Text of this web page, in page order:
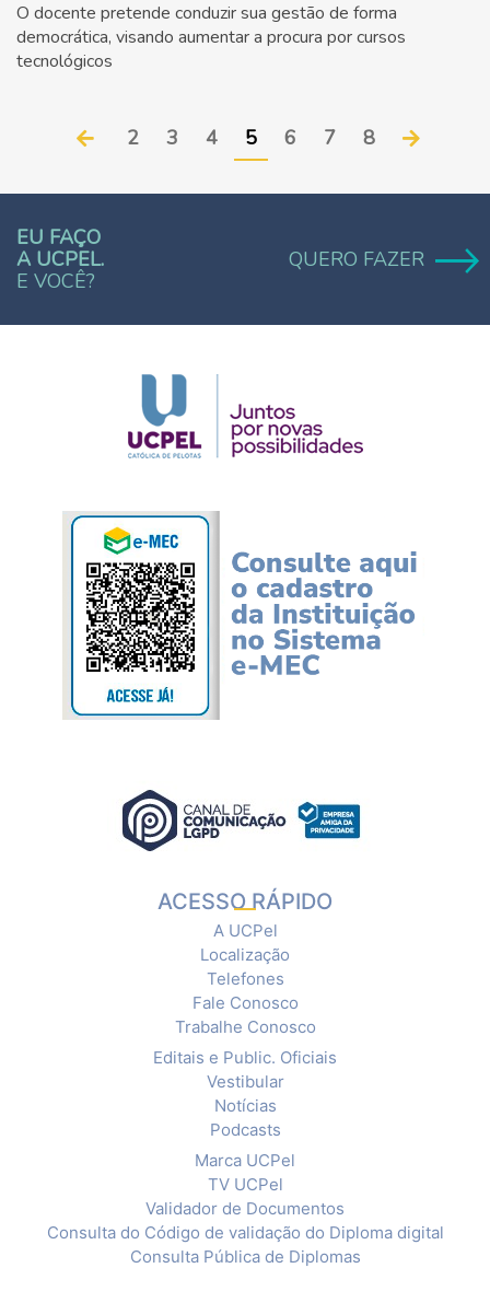
O docente pretende conduzir sua gestão de forma
democrática, visando aumentar a procura por cursos
tecnológicos
2 3 4 5 6 7 8
EU FAÇO
A UCPEL.
E VOCÊ?
QUERO FAZER
ACESSO RÁPIDO
A UCPel
Localização
Telefones
Fale Conosco
Trabalhe Conosco
Editais e Public. Oficiais
Vestibular
Notícias
Podcasts
Marca UCPel
TV UCPel
Validador de Documentos
Consulta do Código de validação do Diploma digital
Consulta Pública de Diplomas